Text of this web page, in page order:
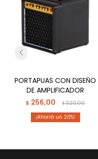
PORTAPUAS CON DISEÑO
DE AMPLIFICADOR
$ 256,00 $320,00
20